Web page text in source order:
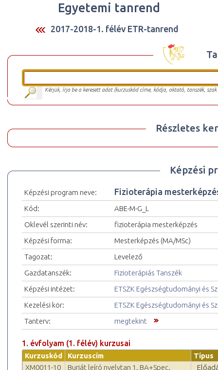
Egyetemi tanrend
2017-2018-1. félév ETR-tanrend
Kérjük, írja be a keresett adat (kurzuskód címe, kódja, oktató, tanszék,
Részletes
Képzési
Képzési program neve: Fizioterápia
Kód:
ABE-M-G_L
Oklevél szerinti név:
fizioterápia mesterképzés
Képzési forma:
Mesterképzés (MA/MSc)
Tagozat:
Levelező
Gazdatanszék:
Fizioterápiás Tanszék
Képzési intézet:
ETSZK Egészségtudományi és
Kezelési kör:
ETSZK Egészségtudományi és
Tanterv:
megtekint
1. évfolyam (1. félév) kurzusai
Kurzuskód Kurzuscím
Típus
XM0011-10
Burját leíró nyelvtan 1. BA+Spec.